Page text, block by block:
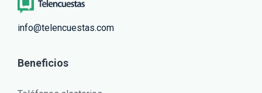
info@telencuestas.com
Beneficios